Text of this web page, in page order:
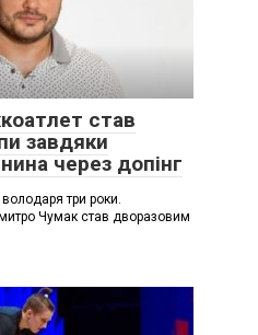
став
завдяки
через допінг
три роки.
Чумак став дворазовим